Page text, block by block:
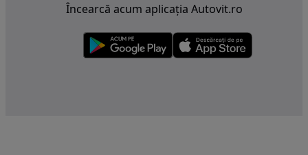
Încearcă acum aplicația Autovit.ro